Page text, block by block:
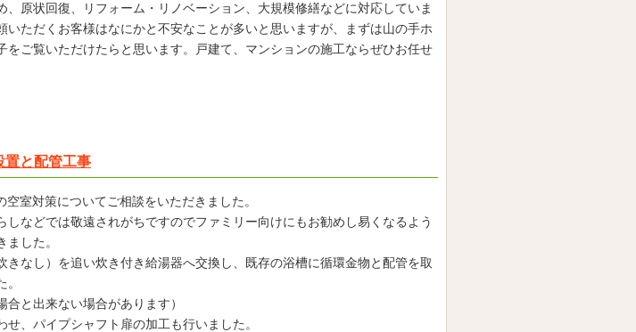
、原状回復、リフォーム・リノベーション、大規模修繕などに対応していま
いただくお客様はなにかと不安なことが多いと思いますが、まずは山の手ホ
をご覧いただけたらと思います。戸建て、マンションの施工ならぜひお任せ
置と配管工事
室対策についてご相談をいただきました。
しなどでは敬遠されがちですのでファミリー向けにもお勧めし易くなるよう
した。
きなし）を追い炊き付き給湯器へ交換し、既存の浴槽に循環金物と配管を取
合と出来ない場合があります）
せ、パイプシャフト扉の加工も行いました。